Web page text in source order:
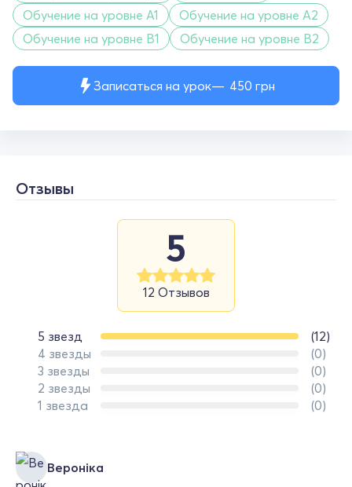
Записаться на урок 450 грн
Обучение на уровне A1
Обучение на уровне A2
Обучение на уровне B1
Обучение на уровне B2
Отзывы
5
12 Отзывов
5 звезд
(12)
4 звезды
(0)
3 звезды
(0)
2 звезды
(0)
1 звезда
(0)
Вероніка